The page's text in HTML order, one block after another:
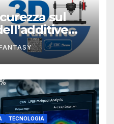
sul
TECNOLOGIA